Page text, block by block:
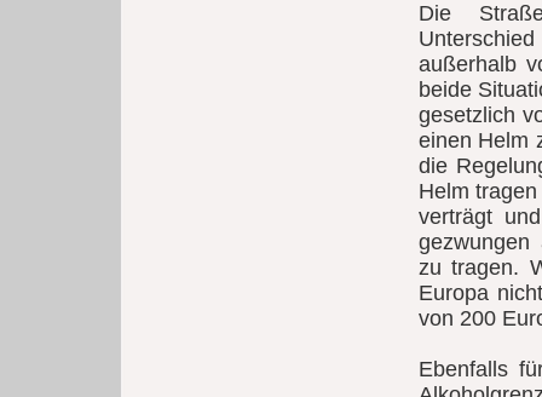
Die
außerhalb
beide
gesetzlich
einen Helm
die
Helm
verträgt
zu tragen.
Europa
von 200
Ebenfalls